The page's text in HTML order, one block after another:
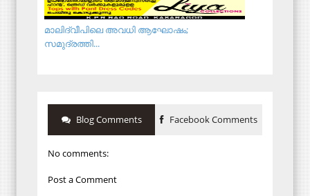
മാലിദ്വീപിലെ അവധി ആഘോഷം;
സമുദ്രത്തി...
Blog Comments Facebook Comments
No comments:
Post a Comment